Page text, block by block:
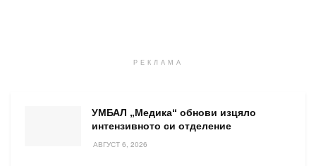
РЕКЛАМА
УМБАЛ „Медика“ обнови изцяло
интензивното си отделение
АВГУСТ 6, 2026